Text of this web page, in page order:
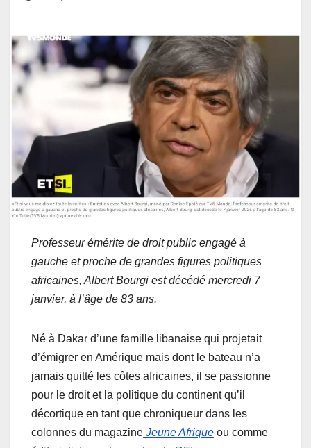
Professeur émérite de droit public engagé à
gauche et proche de grandes figures politiques
africaines, Albert Bourgi est décédé mercredi 7
janvier, à l’âge de 83 ans.
Né à Dakar d’une famille libanaise qui projetait
d’émigrer en Amérique mais dont le bateau n’a
jamais quitté les côtes africaines, il se passionne
pour le droit et la politique du continent qu’il
décortique en tant que chroniqueur dans les
colonnes du magazine Jeune Afrique ou comme